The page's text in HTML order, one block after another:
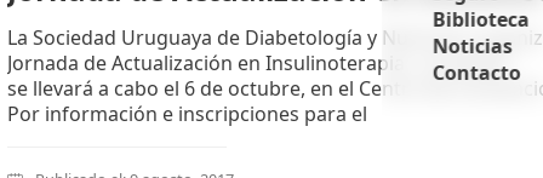
Biblioteca
Noticias
Contacto
La Sociedad Uruguaya de Diabetología y Nutrición
Jornada de Actualización en Insulinoterapia. La misma
se llevará a cabo el 6 de octubre, en el Centro de
Por información e inscripciones para el